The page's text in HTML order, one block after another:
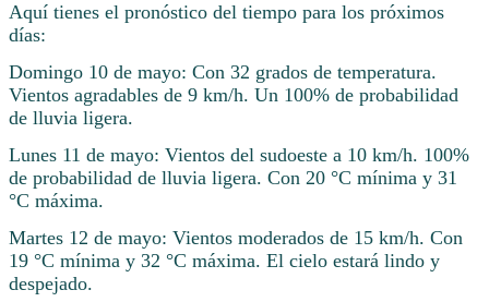
Aquí tienes el pronóstico del tiempo para los próximos
días:
Domingo 10 de mayo: Con 32 grados de temperatura.
Vientos agradables de 9 km/h. Un 100% de probabilidad
de lluvia ligera.
Lunes 11 de mayo: Vientos del sudoeste a 10 km/h. 100%
de probabilidad de lluvia ligera. Con 20 °C mínima y 31
°C máxima.
Martes 12 de mayo: Vientos moderados de 15 km/h. Con
19 °C mínima y 32 °C máxima. El cielo estará lindo y
despejado.